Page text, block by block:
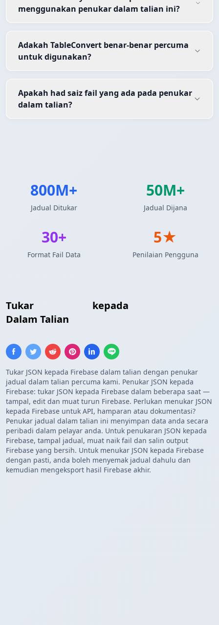
Tukar kepada
Dalam Talian
Tukar JSON kepada Firebase dalam talian dengan penukar
jadual dalam talian percuma kami. Penukar JSON kepada
Firebase: tukar JSON kepada Firebase dalam beberapa saat —
tampal, edit dan muat turun Firebase. Perlukan menukar JSON
kepada Firebase untuk API, hamparan atau dokumentasi?
Penukar jadual dalam talian ini menyimpan data anda secara
peribadi dalam pelayar anda. Untuk penukaran JSON kepada
Firebase, tampal jadual, muat naik fail dan salin output
Firebase yang bersih. Untuk menukar JSON kepada Firebase
dengan pasti, anda boleh menyemak jadual dahulu dan
kemudian mengeksport hasil Firebase akhir.
menggunakan penukar dalam talian ini?
Adakah TableConvert benar-benar percuma
untuk digunakan?
Apakah had saiz fail yang ada pada penukar
dalam talian?
800M+
Jadual Ditukar
50M+
Jadual Dijana
30+
Format Fail Data
5★
Penilaian Pengguna